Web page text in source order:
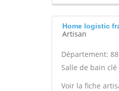
Home logistic
Artisan
Département: 88
Salle de bain
Voir la fiche